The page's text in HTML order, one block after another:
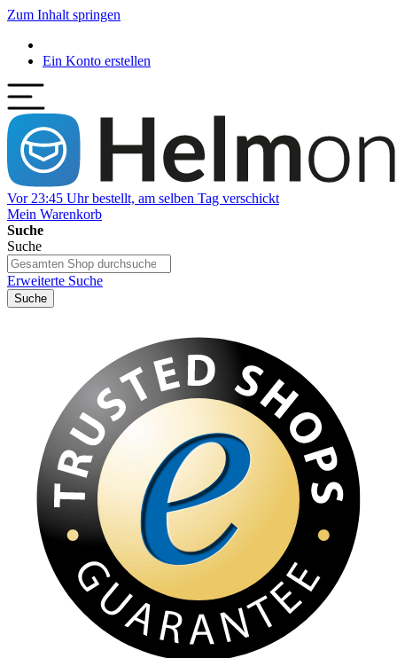
Zum Inhalt springen
Ein Konto erstellen
Vor 23:45 Uhr bestellt, am selben Tag verschickt
Mein Warenkorb
Suche
Suche
Erweiterte Suche
Suche